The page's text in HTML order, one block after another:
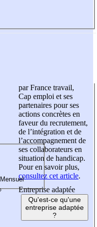
par France travail,
Cap emploi et ses
partenaires pour ses
actions concrètes en
faveur du recrutement,
de l’intégration et de
l’accompagnement de
ses collaborateurs en
situation de handicap.
Pour en savoir plus,
consultez cet article.
Entreprise adaptée
Qu'est-ce qu'une
entreprise adaptée
?